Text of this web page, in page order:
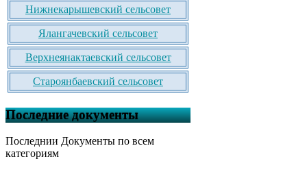
Нижнекарышевский сельсовет
Ялангачевский сельсовет
Верхнеянактаевский сельсовет
Староянбаевский сельсовет
Последние документы
Последнии Документы по всем
категориям